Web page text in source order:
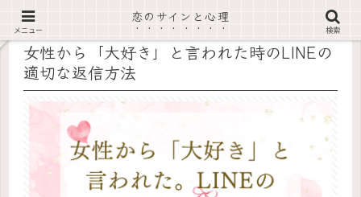
記事内に広告あり
女性から「大好き」と言われた時のLINEの
適切な返信方法
メニュー
恋のサインと心理
検索